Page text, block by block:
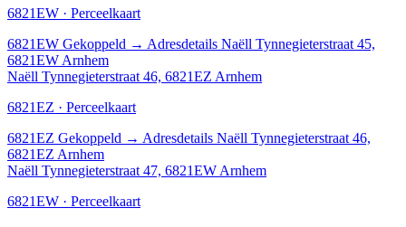
6821EW · Perceelkaart
6821EW Gekoppeld → Adresdetails Naëll Tynnegieterstraat 45,
6821EW Arnhem
Naëll Tynnegieterstraat 46, 6821EZ Arnhem
6821EZ · Perceelkaart
6821EZ Gekoppeld → Adresdetails Naëll Tynnegieterstraat 46,
6821EZ Arnhem
Naëll Tynnegieterstraat 47, 6821EW Arnhem
6821EW · Perceelkaart